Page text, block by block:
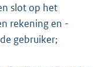
slot op het
rekening en -
gebruiker;